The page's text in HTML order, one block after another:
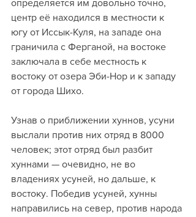
определяется им довольно точно,
центр её находился в местности к
югу от Иссык-Куля, на западе она
граничила с Ферганой, на востоке
заключала в себе местность к
востоку от озера Эби-Нор и к западу
от города Шихо.
Узнав о приближении хуннов, усуни
выслали против них отряд в 8000
человек; этот отряд был разбит
хуннами — очевидно, не во
владениях усуней, но дальше, к
востоку. Победив усуней, хунны
направились на север, против народа